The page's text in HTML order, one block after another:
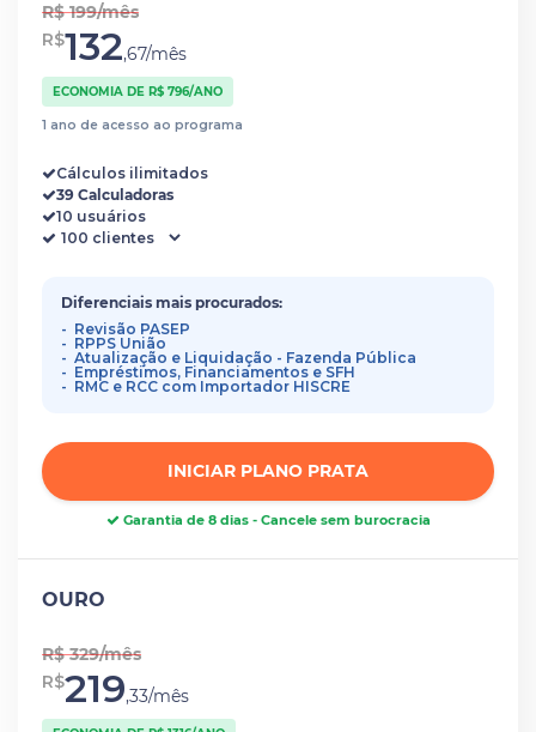
R$ 199/mês
R$132,67/mês
ECONOMIA DE R$ 796/ANO
1 ano de acesso ao programa
Cálculos ilimitados
39 Calculadoras
10 usuários
Diferenciais mais procurados:
Revisão PASEP
RPPS União
Atualização e Liquidação - Fazenda Pública
Empréstimos, Financiamentos e SFH
RMC e RCC com Importador HISCRE
INICIAR PLANO PRATA
Garantia de 8 dias - Cancele sem burocracia
OURO
R$ 329/mês
R$219,33/mês